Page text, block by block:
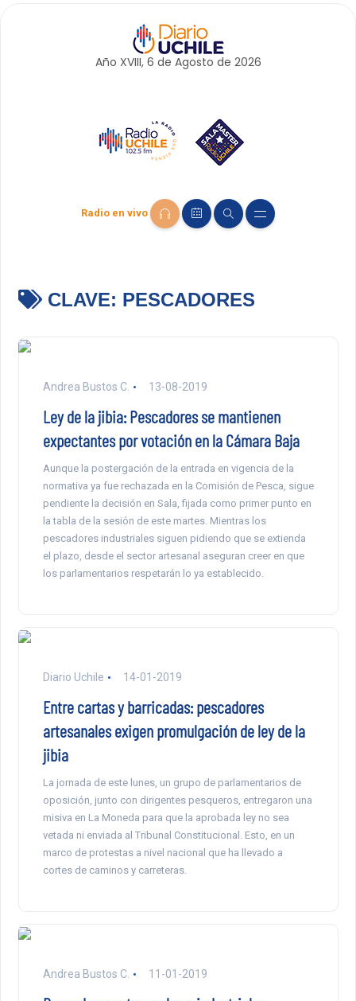
Año XVIII, 6 de Agosto de 2026
Radio en vivo
CLAVE: PESCADORES
Andrea Bustos C. 13-08-2019
Ley de la jibia: Pescadores se mantienen
expectantes por votación en la Cámara Baja
Aunque la postergación de la entrada en vigencia de la
normativa ya fue rechazada en la Comisión de Pesca, sigue
pendiente la decisión en Sala, fijada como primer punto en
la tabla de la sesión de este martes. Mientras los
pescadores industriales siguen pidiendo que se extienda
el plazo, desde el sector artesanal aseguran creer en que
los parlamentarios respetarán lo ya establecido.
Diario Uchile 14-01-2019
Entre cartas y barricadas: pescadores
artesanales exigen promulgación de ley de la
jibia
La jornada de este lunes, un grupo de parlamentarios de
oposición, junto con dirigentes pesqueros, entregaron una
misiva en La Moneda para que la aprobada ley no sea
vetada ni enviada al Tribunal Constitucional. Esto, en un
marco de protestas a nivel nacional que ha llevado a
cortes de caminos y carreteras.
Andrea Bustos C. 11-01-2019